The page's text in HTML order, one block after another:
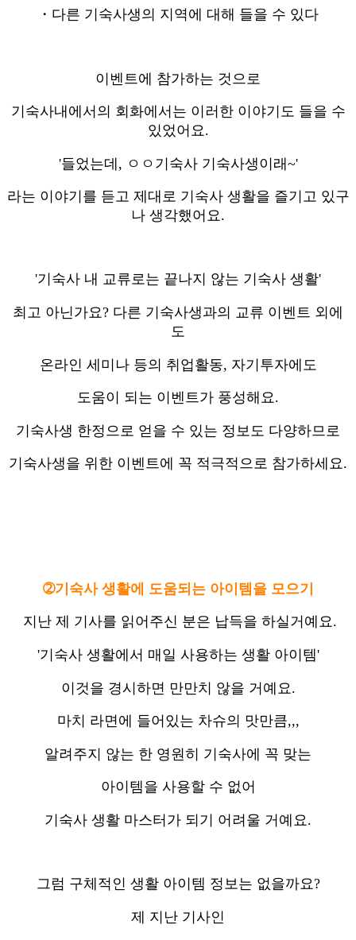
・다른 기숙사생의 지역에 대해 들을 수 있다
이벤트에 참가하는 것으로
기숙사내에서의 회화에서는 이러한 이야기도 들을 수
있었어요.
'들었는데, ㅇㅇ기숙사 기숙사생이래~'
라는 이야기를 듣고 제대로 기숙사 생활을 즐기고 있구
나 생각했어요.
'기숙사 내 교류로는 끝나지 않는 기숙사 생활'
최고 아닌가요? 다른 기숙사생과의 교류 이벤트 외에
도
온라인 세미나 등의 취업활동, 자기투자에도
도움이 되는 이벤트가 풍성해요.
기숙사생 한정으로 얻을 수 있는 정보도 다양하므로
기숙사생을 위한 이벤트에 꼭 적극적으로 참가하세요.
➁기숙사 생활에 도움되는 아이템을 모으기
지난 제 기사를 읽어주신 분은 납득을 하실거예요.
'기숙사 생활에서 매일 사용하는 생활 아이템'
이것을 경시하면 만만치 않을 거예요.
마치 라면에 들어있는 차슈의 맛만큼,,,
알려주지 않는 한 영원히 기숙사에 꼭 맞는
아이템을 사용할 수 없어
기숙사 생활 마스터가 되기 어려울 거예요.
그럼 구체적인 생활 아이템 정보는 없을까요?
제 지난 기사인